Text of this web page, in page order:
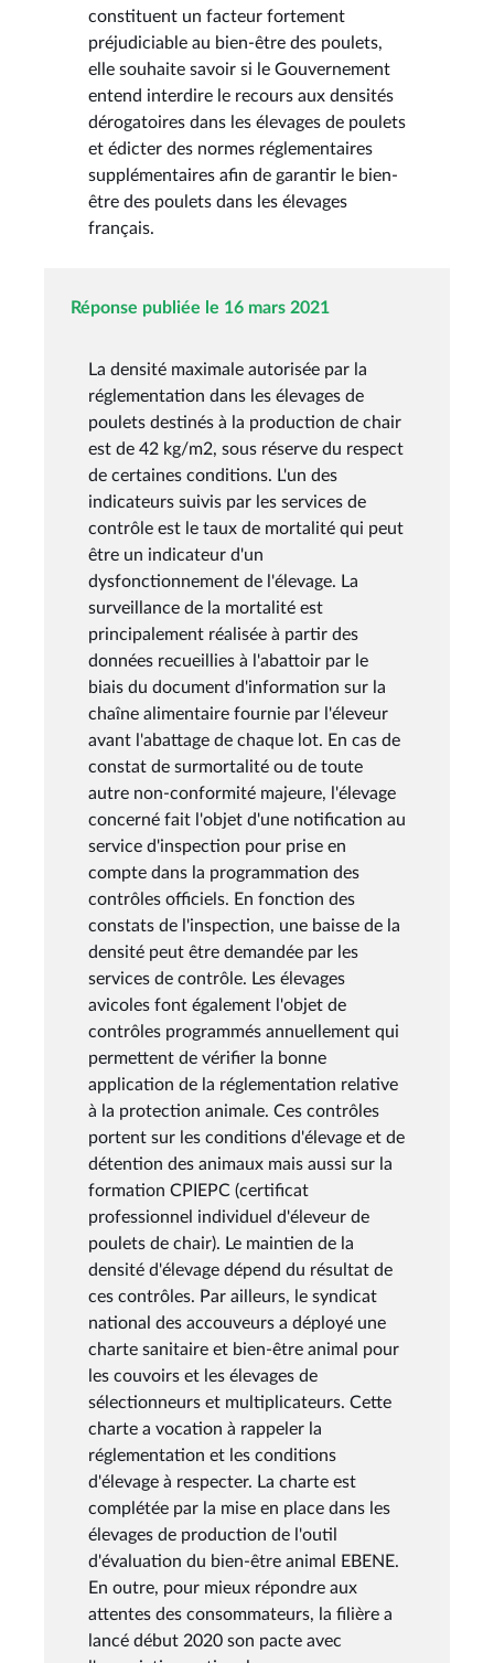
constituent un facteur fortement
préjudiciable au bien-être des poulets,
elle souhaite savoir si le Gouvernement
entend interdire le recours aux densités
dérogatoires dans les élevages de poulets
et édicter des normes réglementaires
supplémentaires afin de garantir le bien-
être des poulets dans les élevages
français.
Réponse publiée le 16 mars 2021
La densité maximale autorisée par la
réglementation dans les élevages de
poulets destinés à la production de chair
est de 42 kg/m2, sous réserve du respect
de certaines conditions. L'un des
indicateurs suivis par les services de
contrôle est le taux de mortalité qui peut
être un indicateur d'un
dysfonctionnement de l'élevage. La
surveillance de la mortalité est
principalement réalisée à partir des
données recueillies à l'abattoir par le
biais du document d'information sur la
chaîne alimentaire fournie par l'éleveur
avant l'abattage de chaque lot. En cas de
constat de surmortalité ou de toute
autre non-conformité majeure, l'élevage
concerné fait l'objet d'une notification au
service d'inspection pour prise en
compte dans la programmation des
contrôles officiels. En fonction des
constats de l'inspection, une baisse de la
densité peut être demandée par les
services de contrôle. Les élevages
avicoles font également l'objet de
contrôles programmés annuellement qui
permettent de vérifier la bonne
application de la réglementation relative
à la protection animale. Ces contrôles
portent sur les conditions d'élevage et de
détention des animaux mais aussi sur la
formation CPIEPC (certificat
professionnel individuel d'éleveur de
poulets de chair). Le maintien de la
densité d'élevage dépend du résultat de
ces contrôles. Par ailleurs, le syndicat
national des accouveurs a déployé une
charte sanitaire et bien-être animal pour
les couvoirs et les élevages de
sélectionneurs et multiplicateurs. Cette
charte a vocation à rappeler la
réglementation et les conditions
d'élevage à respecter. La charte est
complétée par la mise en place dans les
élevages de production de l'outil
d'évaluation du bien-être animal EBENE.
En outre, pour mieux répondre aux
attentes des consommateurs, la filière a
lancé début 2020 son pacte avec